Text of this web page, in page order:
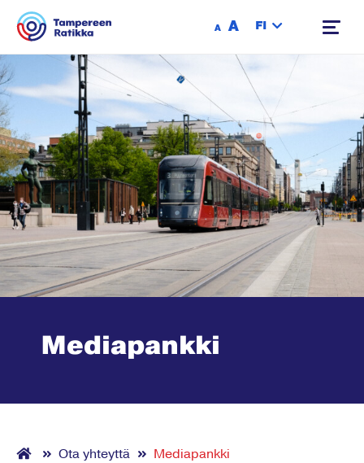
A A FI
Mediapankki
Ota yhteyttä Mediapankki